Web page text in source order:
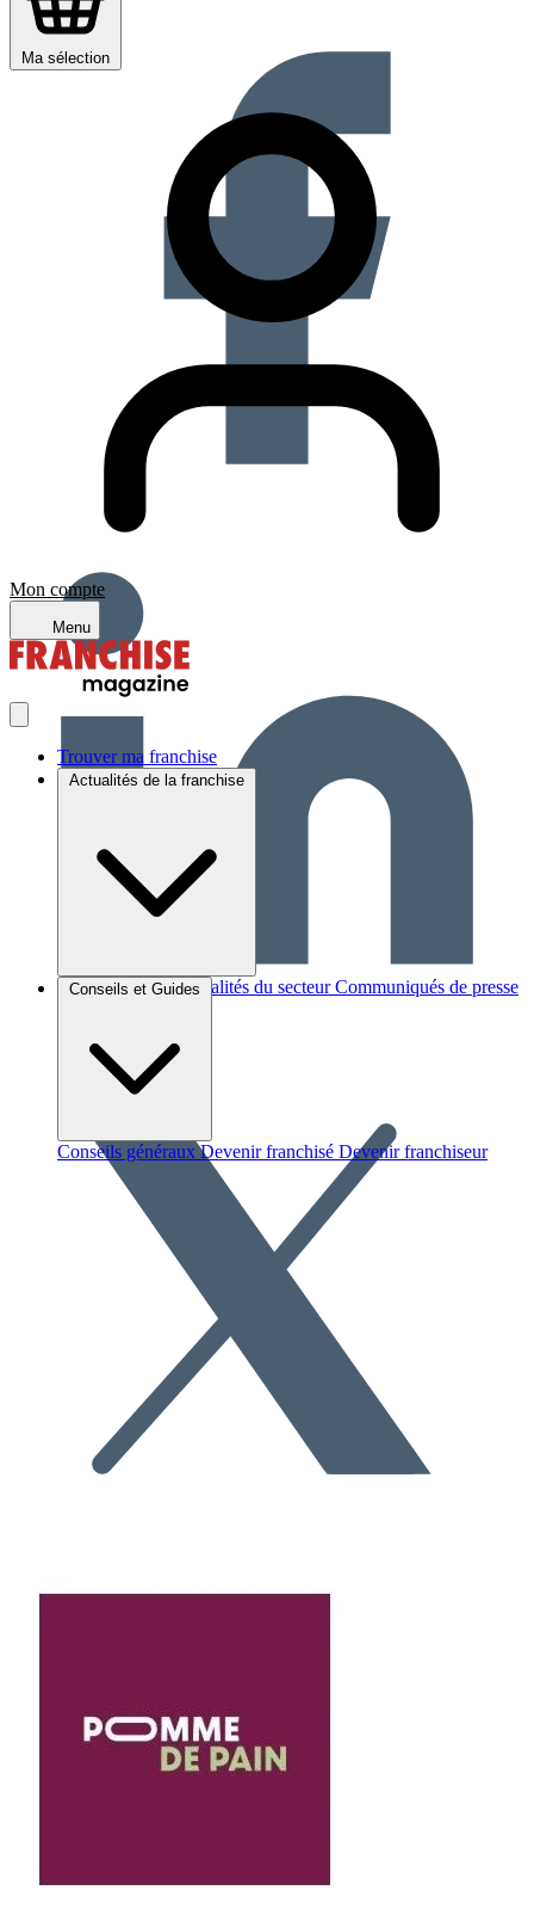
Ma sélection
Mon compte
Menu
Trouver ma franchise
Actualités de la franchise
Brèves et actus Actualités du secteur Communiqués de presse
Conseils et Guides
Conseils généraux Devenir franchisé Devenir franchiseur